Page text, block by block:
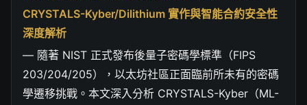
CRYSTALS-Kyber/Dilithium 實作與智能合約安全性
深度解析
— 隨著 NIST 正式發布後量子密碼學標準（FIPS
203/204/205），以太坊社區正面臨前所未有的密碼
學遷移挑戰。本文深入分析 CRYSTALS-Kyber（ML-